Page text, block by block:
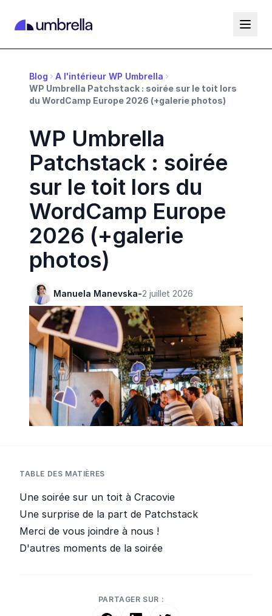
Blog
A l'intérieur WP Umbrella
WP Umbrella Patchstack : soirée sur le toit lors
du WordCamp Europe 2026 (+galerie photos)
WP Umbrella
Patchstack : soirée
sur le toit lors du
WordCamp Europe
2026 (+galerie
photos)
Manuela Manevska-2 juillet 2026
TABLE DES MATIÈRES
Une soirée sur un toit à Cracovie
Une surprise de la part de Patchstack
Merci de vous joindre à nous !
D'autres moments de la soirée
PARTAGER SUR :